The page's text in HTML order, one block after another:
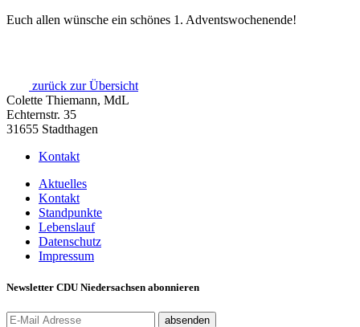
Euch allen wünsche ein schönes 1. Adventswochenende!
zurück zur Übersicht
Colette Thiemann, MdL
Echternstr. 35
31655 Stadthagen
Kontakt
Aktuelles
Kontakt
Standpunkte
Lebenslauf
Datenschutz
Impressum
Newsletter CDU Niedersachsen abonnieren
absenden